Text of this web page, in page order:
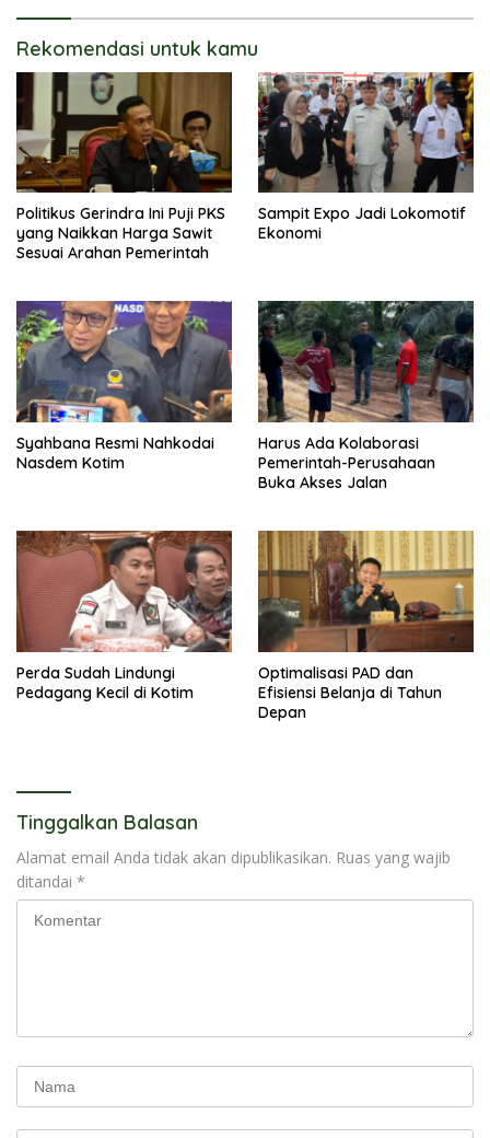
Rekomendasi untuk kamu
Politikus Gerindra Ini Puji PKS
yang Naikkan Harga Sawit
Sesuai Arahan Pemerintah
Sampit Expo Jadi Lokomotif
Ekonomi
Syahbana Resmi Nahkodai
Nasdem Kotim
Harus Ada Kolaborasi
Pemerintah-Perusahaan
Buka Akses Jalan
Perda Sudah Lindungi
Pedagang Kecil di Kotim
Optimalisasi PAD dan
Efisiensi Belanja di Tahun
Depan
Tinggalkan Balasan
Alamat email Anda tidak akan dipublikasikan. Ruas yang wajib
ditandai *